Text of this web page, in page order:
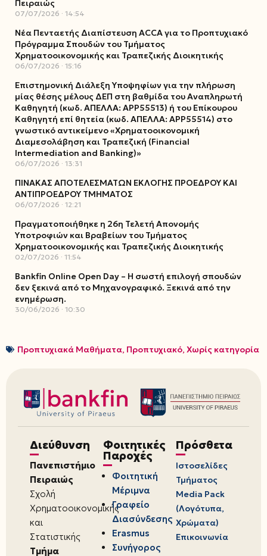
Πειραιώς
07/07/2026 14:54
Νέα Πενταετής Διαπίστευση ACCA για το Προπτυχιακό
Πρόγραμμα Σπουδών του Τμήματος
Χρηματοοικονομικής και Τραπεζικής Διοικητικής
06/07/2026 15:16
Επιστημονική Διάλεξη Υποψηφίων για την πλήρωση
μίας θέσης μέλους ΔΕΠ στη βαθμίδα του Αναπληρωτή
Καθηγητή (κωδ. ΑΠΕΛΛΑ: ΑΡΡ55513) ή του Επίκουρου
Καθηγητή επί θητεία (κωδ. ΑΠΕΛΛΑ: ΑΡΡ55514) στο
γνωστικό αντικείμενο «Χρηματοοικονομική
Διαμεσολάβηση και Τραπεζική (Financial
Intermediation and Banking)»
06/07/2026 13:31
ΠΙΝΑΚΑΣ ΑΠΟΤΕΛΕΣΜΑΤΩΝ ΕΚΛΟΓΗΣ ΠΡΟΕΔΡΟΥ ΚΑΙ
ΑΝΤΙΠΡΟΕΔΡΟΥ ΤΜΗΜΑΤΟΣ
06/07/2026 12:21
Πραγματοποιήθηκε η 26η Τελετή Απονομής
Υποτροφιών και Βραβείων του Τμήματος
Χρηματοοικονομικής και Τραπεζικής Διοικητικής
02/07/2026 11:54
Bankfin Online Open Day – Η σωστή επιλογή σπουδών
δεν ξεκινά από το Μηχανογραφικό. Ξεκινά από την
ενημέρωση.
30/06/2026 10:30
Προπτυχιακά Μαθήματα, Προπτυχιακό, Χωρίς κατηγορία
Διεύθυνση
Πανεπιστήμιο
Πειραιώς
Σχολή
Χρηματοοικονομικής
και
Στατιστικής
Τμήμα
Φοιτητικές
Παροχές
Φοιτητική
Μέριμνα
Γραφείο
Διασύνδεσης
Erasmus
Συνήγορος
Πρόσθετα
Ιστοσελίδες
Τμήματος
Media Pack
(Λογότυπα,
Χρώματα)
Επικοινωνία